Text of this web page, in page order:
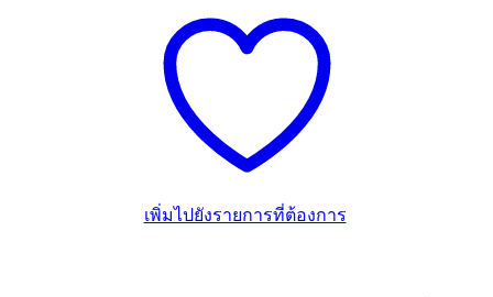
เพิ่มไปยังรายการที่ต้องการ